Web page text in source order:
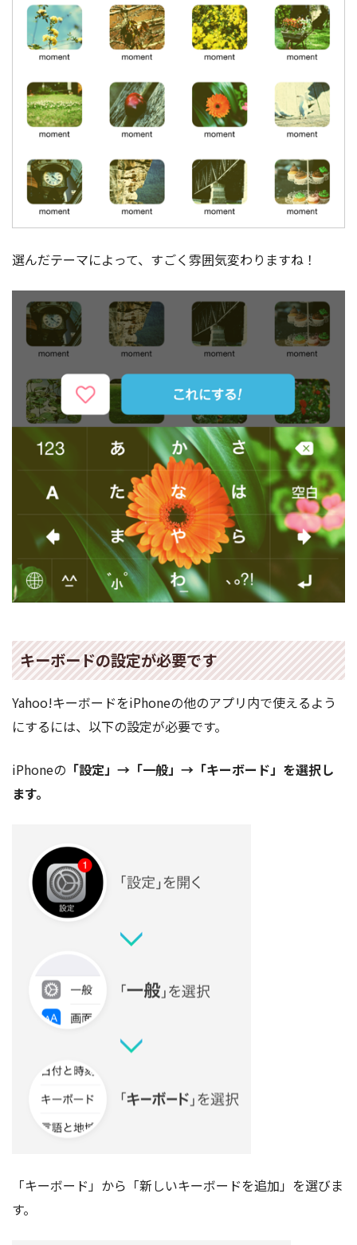
選んだテーマによって、すごく雰囲気変わりますね！
キーボードの設定が必要です
Yahoo!キーボードをiPhoneの他のアプリ内で使えるよう
にするには、以下の設定が必要です。
iPhoneの 「設定」→「一般」→「キーボード」を選択し
ます。
「キーボード」から「新しいキーボードを追加」を選びま
す。